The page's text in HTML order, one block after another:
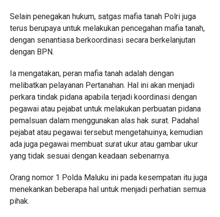
Selain penegakan hukum, satgas mafia tanah Polri juga
terus berupaya untuk melakukan pencegahan mafia tanah,
dengan senantiasa berkoordinasi secara berkelanjutan
dengan BPN.
Ia mengatakan, peran mafia tanah adalah dengan
melibatkan pelayanan Pertanahan. Hal ini akan menjadi
perkara tindak pidana apabila terjadi koordinasi dengan
pegawai atau pejabat untuk melakukan perbuatan pidana
pemalsuan dalam menggunakan alas hak surat. Padahal
pejabat atau pegawai tersebut mengetahuinya, kemudian
ada juga pegawai membuat surat ukur atau gambar ukur
yang tidak sesuai dengan keadaan sebenarnya.
Orang nomor 1 Polda Maluku ini pada kesempatan itu juga
menekankan beberapa hal untuk menjadi perhatian semua
pihak.